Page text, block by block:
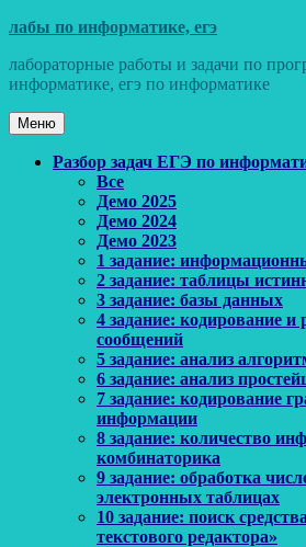
Перейти
содержимому
лабы по информатике, егэ
лабораторные работы и задачи по
информатике, егэ по информатике
Меню
Основное
Разбор задач ЕГЭ по
Все
Демо 2025
Демо 2024
Демо 2023
1 задание:
2 задание: таблицы
3 задание: базы данных
4 задание: кодирование
сообщений
5 задание: анализ
6 задание: анализ
7 задание: кодирование
информации
8 задание: количество
комбинаторика
9 задание: обработка
электронных таблицах
10 задание: поиск
текстового редактора»